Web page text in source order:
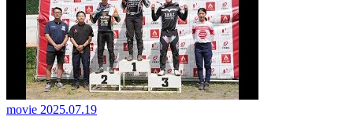
movie 2025.07.19